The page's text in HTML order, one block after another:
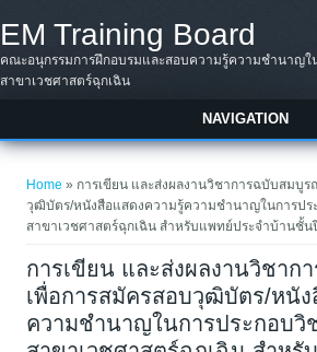
EM Training Board
คณะอนุกรรมการฝึกอบรมและสอบความรู้ความชำนาญใ
สาขาเวชศาสตร์ฉุกเฉิน
NAVIGATION
You are here
Home » การเขียน และส่งผลงานวิชาการฉบับสมบูร
วุฒิบัตร/หนังสือแสดงความรู้ความชำนาญในการปร
สาขาเวชศาสตร์ฉุกเฉิน สำหรับแพทย์ประจำบ้านชั้น
การเขียน และส่งผลงานวิชา
เพื่อการสมัครสอบวุฒิบัตร/หนัง
ความชำนาญในการประกอบวิ